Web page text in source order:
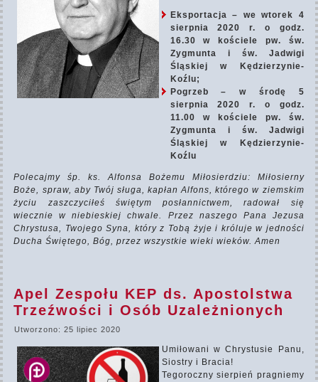
Eksportacja – we wtorek 4
sierpnia 2020 r. o godz.
16.30 w kościele pw. św.
Zygmunta i św. Jadwigi
Śląskiej w Kędzierzynie-
Koźlu;
Pogrzeb – w środę 5
sierpnia 2020 r. o godz.
11.00 w kościele pw. św.
Zygmunta i św. Jadwigi
Śląskiej w Kędzierzynie-
Koźlu
Polecajmy śp. ks. Alfonsa Bożemu Miłosierdziu: Miłosierny
Boże, spraw, aby Twój sługa, kapłan Alfons, którego w ziemskim
życiu zaszczyciłeś świętym posłannictwem, radował się
wiecznie w niebieskiej chwale. Przez naszego Pana Jezusa
Chrystusa, Twojego Syna, który z Tobą żyje i króluje w jedności
Ducha Świętego, Bóg, przez wszystkie wieki wieków. Amen
Apel Zespołu KEP ds. Apostolstwa
Trzeźwości i Osób Uzależnionych
Utworzono: 25 lipiec 2020
Umiłowani w Chrystusie Panu,
Siostry i Bracia!
Tegoroczny sierpień pragniemy